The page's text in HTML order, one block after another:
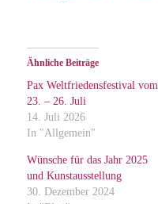
Ähnliche Beiträge
Pax Weltfriedensfestival vom
23. – 26. Juli
14. Juli 2026
In "Allgemein"
Wünsche für das Jahr 2025
und Kunstausstellung
30. Dezember 2024